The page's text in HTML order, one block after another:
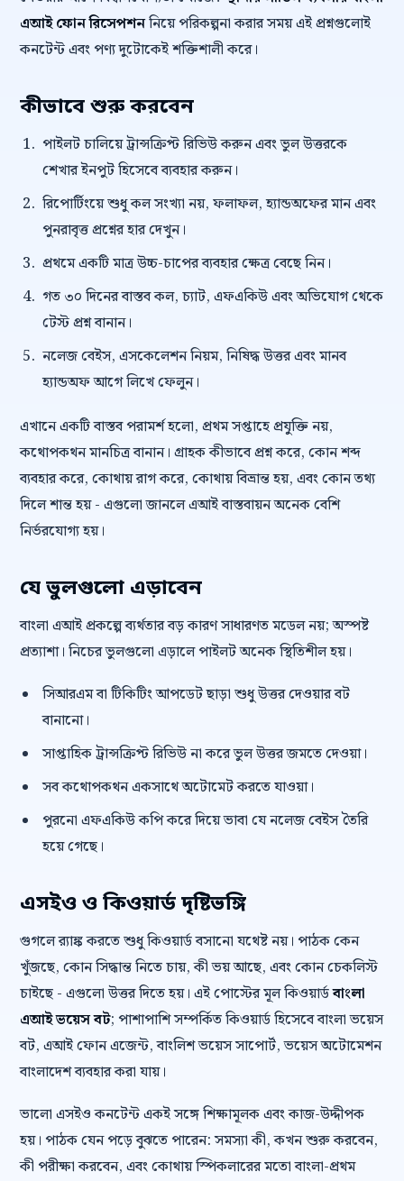
এআই ফোন রিসেপশননিয়ে পরিকল্পনা করার সময় এই প্রশ্নগুলোই
কনটেন্ট এবং পণ্য দুটোকেই শক্তিশালী করে।
কীভাবে শুরু করবেন
পাইলট চালিয়ে ট্রান্সক্রিপ্ট রিভিউ করুন এবং ভুল উত্তরকে
শেখার ইনপুট হিসেবে ব্যবহার করুন।
রিপোর্টিংয়ে শুধু কল সংখ্যা নয়, ফলাফল, হ্যান্ডঅফের মান এবং
পুনরাবৃত্ত প্রশ্নের হার দেখুন।
প্রথমে একটি মাত্র উচ্চ-চাপের ব্যবহার ক্ষেত্র বেছে নিন।
গত ৩০ দিনের বাস্তব কল, চ্যাট, এফএকিউ এবং অভিযোগ থেকে
টেস্ট প্রশ্ন বানান।
নলেজ বেইস, এসকেলেশন নিয়ম, নিষিদ্ধ উত্তর এবং মানব
হ্যান্ডঅফ আগে লিখে ফেলুন।
এখানে একটি বাস্তব পরামর্শ হলো, প্রথম সপ্তাহে প্রযুক্তি নয়,
কথোপকথন মানচিত্র বানান। গ্রাহক কীভাবে প্রশ্ন করে, কোন শব্দ
ব্যবহার করে, কোথায় রাগ করে, কোথায় বিভ্রান্ত হয়, এবং কোন তথ্য
দিলে শান্ত হয় - এগুলো জানলে এআই বাস্তবায়ন অনেক বেশি
নির্ভরযোগ্য হয়।
যে ভুলগুলো এড়াবেন
বাংলা এআই প্রকল্পে ব্যর্থতার বড় কারণ সাধারণত মডেল নয়; অস্পষ্ট
প্রত্যাশা। নিচের ভুলগুলো এড়ালে পাইলট অনেক স্থিতিশীল হয়।
সিআরএম বা টিকিটিং আপডেট ছাড়া শুধু উত্তর দেওয়ার বট
বানানো।
সাপ্তাহিক ট্রান্সক্রিপ্ট রিভিউ না করে ভুল উত্তর জমতে দেওয়া।
সব কথোপকথন একসাথে অটোমেট করতে যাওয়া।
পুরনো এফএকিউ কপি করে দিয়ে ভাবা যে নলেজ বেইস তৈরি
হয়ে গেছে।
এসইও ও কিওয়ার্ড দৃষ্টিভঙ্গি
গুগলে র‍্যাঙ্ক করতে শুধু কিওয়ার্ড বসানো যথেষ্ট নয়। পাঠক কেন
খুঁজছে, কোন সিদ্ধান্ত নিতে চায়, কী ভয় আছে, এবং কোন চেকলিস্ট
চাইছে - এগুলো উত্তর দিতে হয়। এই পোস্টের মূল কিওয়ার্ডবাংলা
এআই ভয়েস বট; পাশাপাশি সম্পর্কিত কিওয়ার্ড হিসেবে বাংলা ভয়েস
বট, এআই ফোন এজেন্ট, বাংলিশ ভয়েস সাপোর্ট, ভয়েস অটোমেশন
বাংলাদেশ ব্যবহার করা যায়।
ভালো এসইও কনটেন্ট একই সঙ্গে শিক্ষামূলক এবং কাজ-উদ্দীপক
হয়। পাঠক যেন পড়ে বুঝতে পারেন: সমস্যা কী, কখন শুরু করবেন,
কী পরীক্ষা করবেন, এবং কোথায় স্পিকলারের মতো বাংলা-প্রথম